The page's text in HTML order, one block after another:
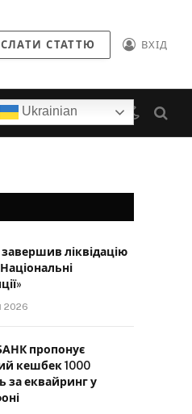
СТАТТЮ ВХІД
Ukrainian
ліквідацію
2026
пропонує
кешбек 1000
за еквайринг у